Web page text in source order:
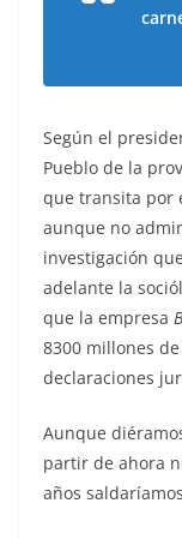
Según el
Pueblo de la
que transita por
aunque no
investigación
adelante la
que la empresa
8300 millones
declaraciones
Aunque
partir de ahora
años